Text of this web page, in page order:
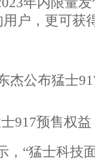
用户，更可获
杰公布猛士
917预售权益
，“猛士科技